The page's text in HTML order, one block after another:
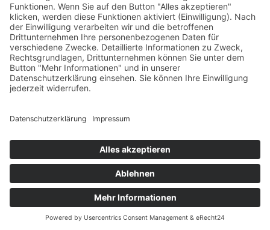
Karrierechancen & Verdienst
Berufe im Fokus
Offene Ausbildungsplätze
© 2026 mvc.medien
KONTAKT
IMPRESSUM
DATENSCHUTZ
SOCIAL MEDIA DATENSCHUTZ